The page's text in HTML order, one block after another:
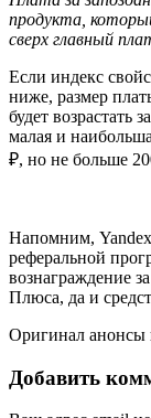
продукта,
сверх главный
Если индекс
ниже, размер
будет возрастать
малая и
₽, но не больше
Напомним,
реферальной
вознаграждение
Плюса, да и
Оригинал анонсы
Добавить